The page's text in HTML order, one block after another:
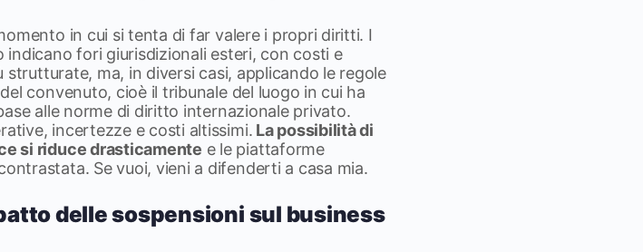
in cui si tenta di far valere i propri diritti. I
fori giurisdizionali esteri, con costi e
ma, in diversi casi, applicando le regole
convenuto, cioè il tribunale del luogo in cui ha
alle norme di diritto internazionale privato.
incertezze e costi altissimi. La possibilità di
si riduce drasticamente e le piattaforme
Se vuoi, vieni a difenderti a casa mia.
delle sospensioni sul business